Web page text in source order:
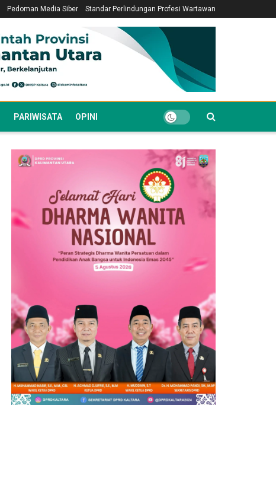
Pedoman Media Siber Standar Perlindungan Profesi Wartawan
PARIWISATA OPINI